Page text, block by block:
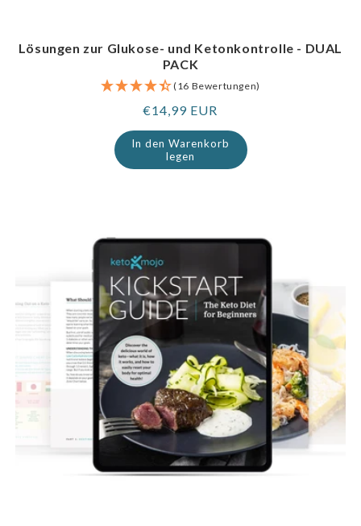
Lösungen zur Glukose- und Ketonkontrolle - DUAL
PACK
(16 Bewertungen)
Regulärer
Preis
€14,99 EUR
In den Warenkorb
legen